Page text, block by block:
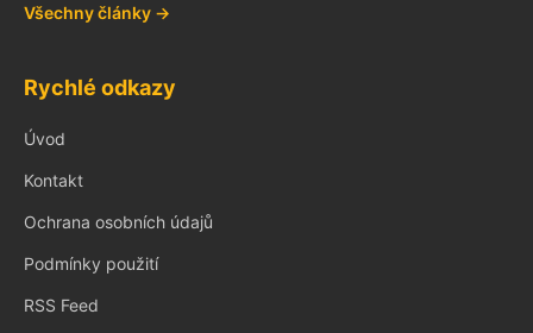
Všechny články →
Rychlé odkazy
Úvod
Kontakt
Ochrana osobních údajů
Podmínky použití
RSS Feed